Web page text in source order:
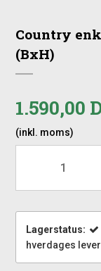
Country
(BxH)
1.590,00
(inkl. moms)
Lagerstatus:
hverdages